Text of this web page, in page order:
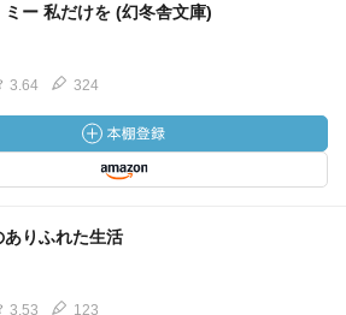
ミー 私だけを (幻冬舎文庫)
3.64 324
ありふれた生活
3.53 123